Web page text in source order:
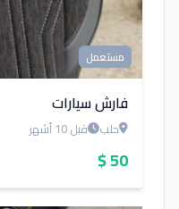
مستعمل
فارش سيارات
حلب قبل 10 أشهر
50 $